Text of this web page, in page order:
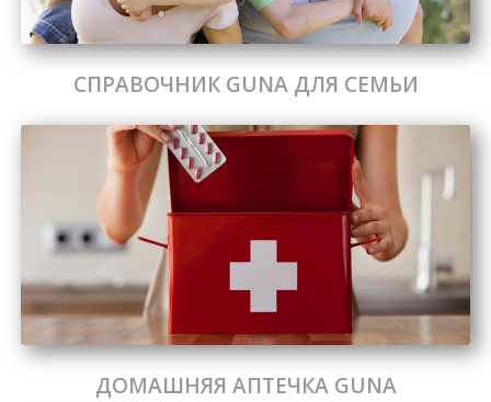
СПРАВОЧНИК GUNA ДЛЯ СЕМЬИ
ДОМАШНЯЯ АПТЕЧКА GUNA